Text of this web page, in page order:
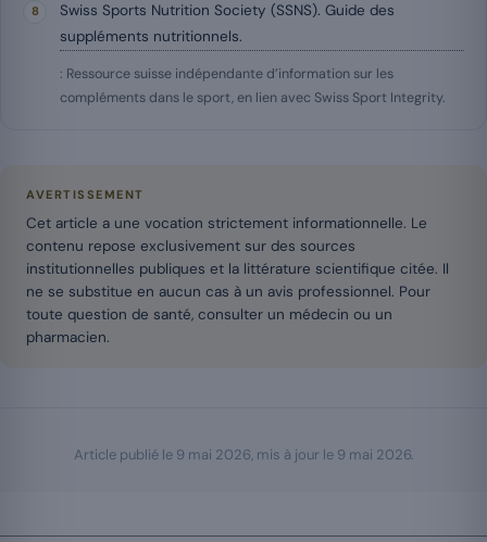
Swiss Sports Nutrition Society (SSNS). Guide des
suppléments nutritionnels.
: Ressource suisse indépendante d’information sur les
compléments dans le sport, en lien avec Swiss Sport Integrity.
AVERTISSEMENT
Cet article a une vocation strictement informationnelle. Le
contenu repose exclusivement sur des sources
institutionnelles publiques et la littérature scientifique citée. Il
ne se substitue en aucun cas à un avis professionnel. Pour
toute question de santé, consulter un médecin ou un
pharmacien.
Article publié le 9 mai 2026, mis à jour le 9 mai 2026.